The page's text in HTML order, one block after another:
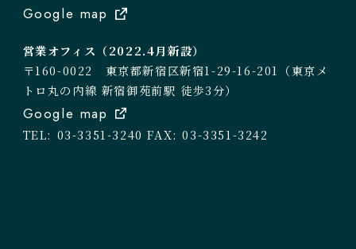
Google map
営業オフィス（2022.4月新設）
〒160-0022 東京都新宿区新宿1-29-16-201（東京メ
トロ丸の内線 新宿御苑前駅 徒歩3分）
Google map
TEL: 03-3351-3240 FAX: 03-3351-3242